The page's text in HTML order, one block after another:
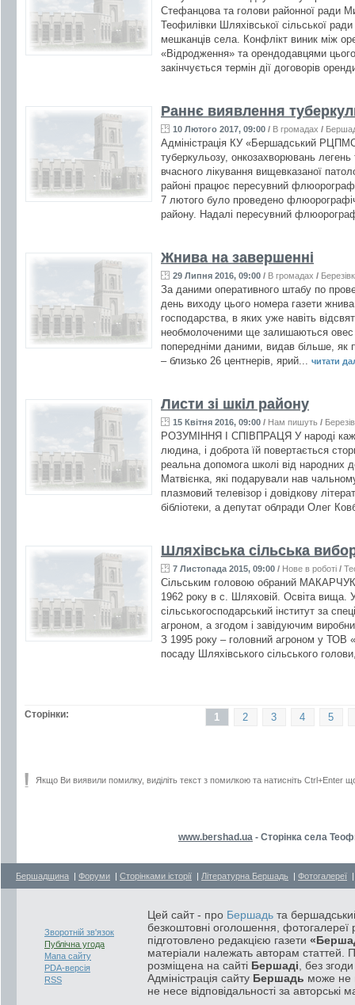
Стефанцова та голови районної ради
Теофилівки Шляхівської сільської
мешканців села. Конфлікт виник між
«Відродження» та орендодавцями
закінчується термін дії договорів
Раннє виявлення
10 Лютого 2017, 09:00 / В громадах /
Адміністрація КУ «Бершадський
туберкульозу, онкозахворювань легень
вчасного лікування вищевказаної
районі працює пересувний
7 лютого було проведено
району. Надалі пересувний
Жнива на завершенні
29 Липня 2016, 09:00 / В громадах /
За даними оперативного штабу по
день виходу цього номера газети
господарства, в яких уже навіть
необмолоченими ще залишаються
попередніми даними, видав більше, як
– близько 26 центнерів, ярий... читати
Листи зі шкіл району
15 Квітня 2016, 09:00 / Нам пишуть /
РОЗУМІННЯ І СПІВПРАЦЯ У народі
людина, і доброта їй повертається
реальна допомога школі від народних
Матвієнка, які подарували нав
плазмовий телевізор і довідкову
бібліотеки, а депутат облради Олег
Шляхівська сільська
7 Листопада 2015, 09:00 / Нове в роботі /
Сільським головою обраний
1962 року в с. Шляховій. Освіта вища.
сільськогосподарський інститут за
агроном, а згодом і завідуючим
З 1995 року – головний агроном у ТОВ
посаду Шляхівського сільського
Сторінки: 5
4
3
2
1
Якщо Ви виявили помилку, виділіть текст з помилкою та натисніть Ctrl+Enter
www.bershad.ua - Сторінка села
Бершадщина | Форуми | Сторінками історії | Літературна Бершадь | Фотогалереї
Зворотній зв'язок
Публічна угода
Мапа сайту
PDA-версія
RSS
Цей сайт - про Бершадь та
безкоштовні оголошення, фотогалереї
підготовлено редакцією газети
матеріали належать авторам статтей.
розміщена на сайті Бершаді , без
Адміністрація сайту Бершадь може не
не несе відповідальності за авторські